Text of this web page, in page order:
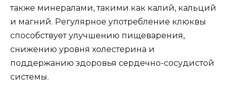
также минералами, такими как калий, кальций
и магний. Регулярное употребление клюквы
способствует улучшению пищеварения,
снижению уровня холестерина и
поддержанию здоровья сердечно-сосудистой
системы.